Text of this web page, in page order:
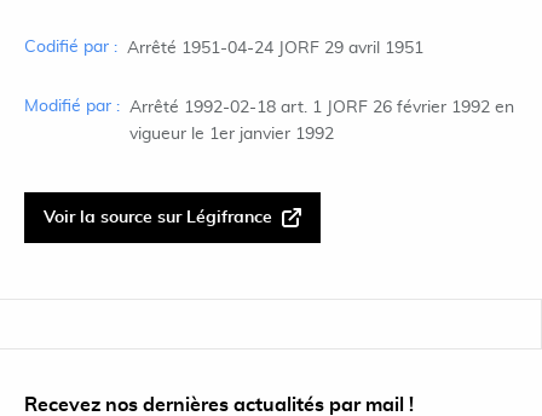
Codifié par : Arrêté 1951-04-24 JORF 29 avril 1951
Modifié par : Arrêté 1992-02-18 art. 1 JORF 26 février 1992 en
vigueur le 1er janvier 1992
Voir la source sur Légifrance
Recevez nos dernières actualités par mail !